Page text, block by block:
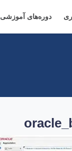
دوره‌های آموزشی